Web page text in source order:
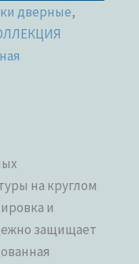
дверные,
на круглом
и
защищает